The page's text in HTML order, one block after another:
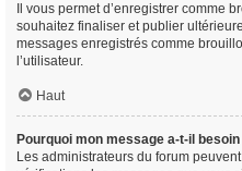
Il vous permet d’enregistrer comme
souhaitez finaliser et publier
messages enregistrés comme
l’utilisateur.
Haut
Pourquoi mon message a-t-il
Les administrateurs du forum